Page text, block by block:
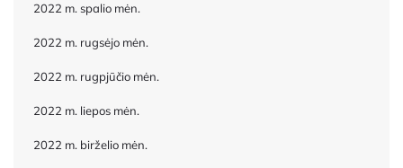
2022 m. spalio mėn.
2022 m. rugsėjo mėn.
2022 m. rugpjūčio mėn.
2022 m. liepos mėn.
2022 m. birželio mėn.